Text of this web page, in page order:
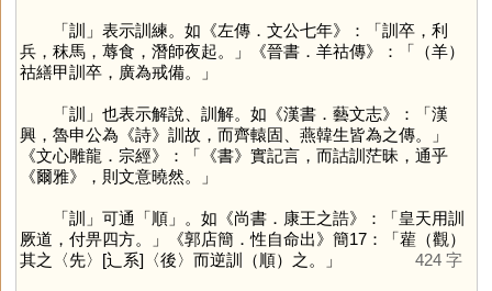
「訓 」表示訓練。如《左傳．文公七年》：「訓卒，利
兵，秣馬，蓐食，潛師夜起。」《晉書．羊祜傳》：「（羊）
祜繕甲訓卒，廣為戒備。」
「訓 」也表示解說、訓解。如《漢書．藝文志》：「漢
興，魯申公為《詩》訓故，而齊轅固、燕韓生皆為之傳。」
《文心雕龍．宗經》：「《書》實記言，而詁訓茫昧，通乎
《爾雅》，則文意曉然。」
「訓 」可通「順」。如《尚書．康王之誥》：「皇天用訓
厥道，付畀四方。」《郭店簡．性自命出》簡17：「雚（觀）
其之〈先〉[辶系]〈後〉而逆訓（順）之。」
424 字